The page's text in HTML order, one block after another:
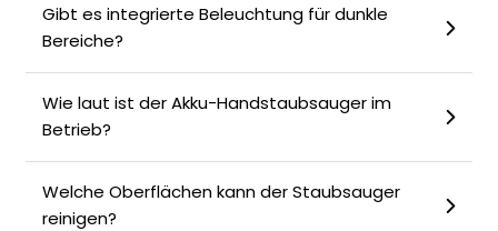
Gibt es integrierte Beleuchtung für dunkle
Bereiche?
Wie laut ist der Akku-Handstaubsauger im
Betrieb?
Welche Oberflächen kann der Staubsauger
reinigen?